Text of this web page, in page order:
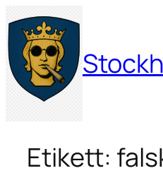
Hoppa
till
innehåll
Etikett: